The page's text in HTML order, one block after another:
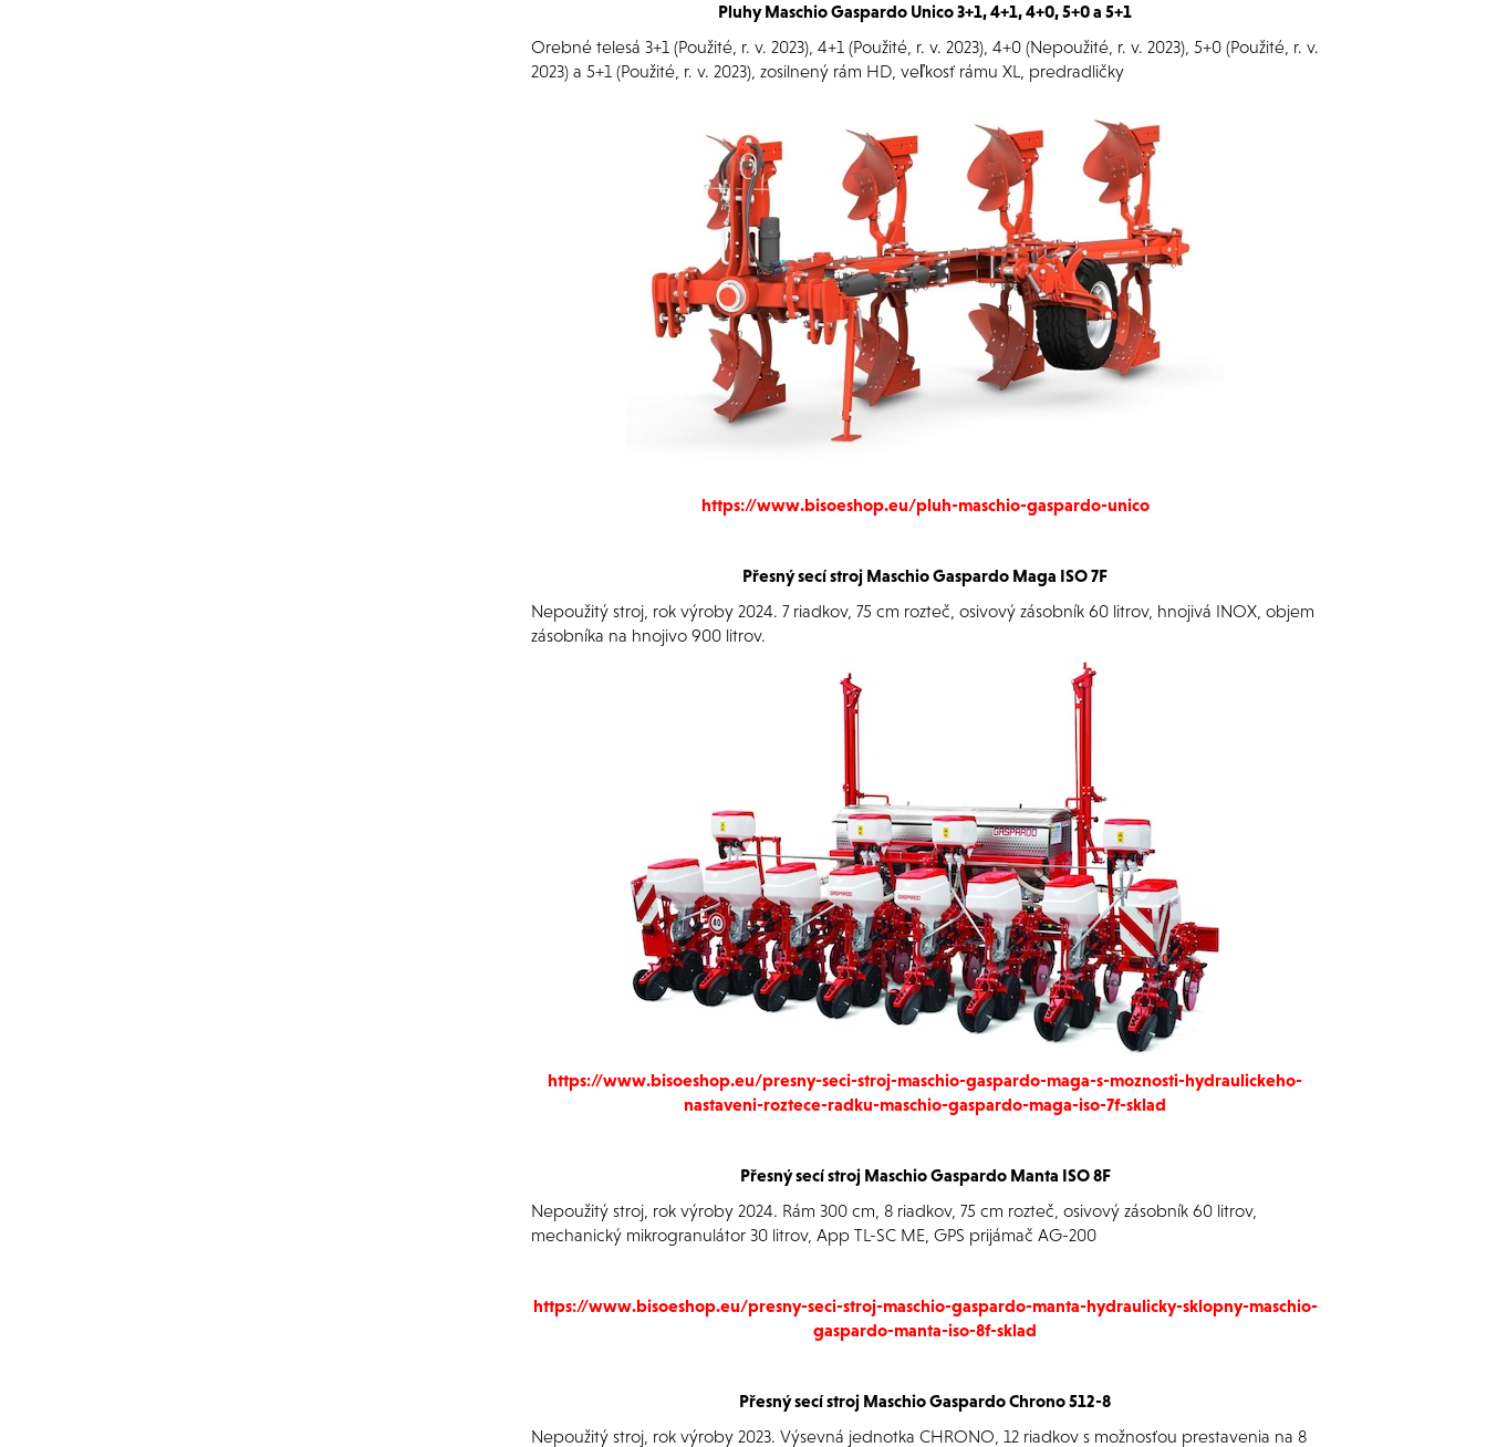
Pluhy Maschio Gaspardo Unico 3+1, 4+1, 4+0, 5+0 a 5+1
Orebné telesá 3+1 (Použité, r. v. 2023), 4+1 (Použité, r. v. 2023), 4+0 (Nepoužité, r. v. 2023), 5+0 (Použité, r. v.
2023) a 5+1 (Použité, r. v. 2023), zosilnený rám HD, veľkosť rámu XL, predradličky
https://www.bisoeshop.eu/pluh-maschio-gaspardo-unico
Přesný secí stroj Maschio Gaspardo Maga ISO 7F
Nepoužitý stroj, rok výroby 2024. 7 riadkov, 75 cm rozteč, osivový zásobník 60 litrov, hnojivá INOX, objem
zásobníka na hnojivo 900 litrov.
https://www.bisoeshop.eu/presny-seci-stroj-maschio-gaspardo-maga-s-moznosti-hydraulickeho-
nastaveni-roztece-radku-maschio-gaspardo-maga-iso-7f-sklad
Přesný secí stroj Maschio Gaspardo Manta ISO 8F
Nepoužitý stroj, rok výroby 2024. Rám 300 cm, 8 riadkov, 75 cm rozteč, osivový zásobník 60 litrov,
mechanický mikrogranulátor 30 litrov, App TL-SC ME, GPS prijámač AG-200
https://www.bisoeshop.eu/presny-seci-stroj-maschio-gaspardo-manta-hydraulicky-sklopny-maschio-
gaspardo-manta-iso-8f-sklad
Přesný secí stroj Maschio Gaspardo Chrono 512-8
Nepoužitý stroj, rok výroby 2023. Výsevná jednotka CHRONO, 12 riadkov s možnosťou prestavenia na 8